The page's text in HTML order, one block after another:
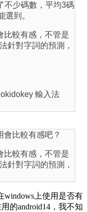
不少碼數，平均3碼
到。
比較有感，不管是
針對字詞的預測，
輸入法
比較有感吧？
比較有感，不管是
針對字詞的預測，
windows上使用是否有
的android14，我不知